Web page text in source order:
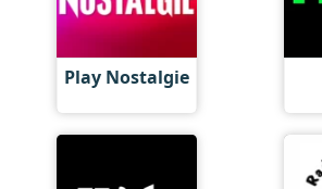
Play Nostalgie